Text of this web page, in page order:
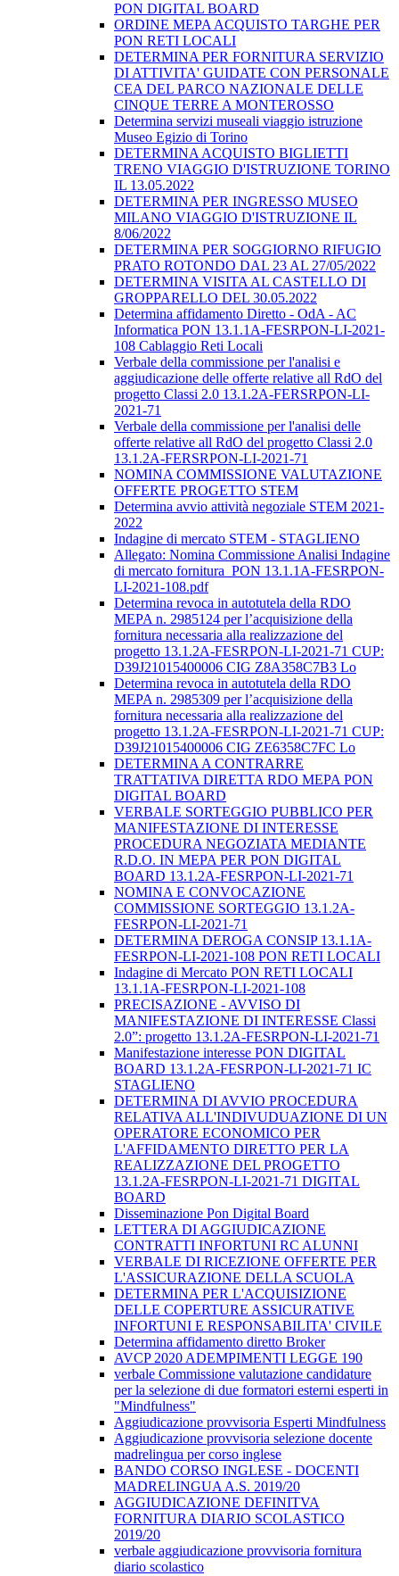
PON DIGITAL BOARD
ORDINE MEPA ACQUISTO TARGHE PER
PON RETI LOCALI
DETERMINA PER FORNITURA SERVIZIO
DI ATTIVITA' GUIDATE CON PERSONALE
CEA DEL PARCO NAZIONALE DELLE
CINQUE TERRE A MONTEROSSO
Determina servizi museali viaggio istruzione
Museo Egizio di Torino
DETERMINA ACQUISTO BIGLIETTI
TRENO VIAGGIO D'ISTRUZIONE TORINO
IL 13.05.2022
DETERMINA PER INGRESSO MUSEO
MILANO VIAGGIO D'ISTRUZIONE IL
8/06/2022
DETERMINA PER SOGGIORNO RIFUGIO
PRATO ROTONDO DAL 23 AL 27/05/2022
DETERMINA VISITA AL CASTELLO DI
GROPPARELLO DEL 30.05.2022
Determina affidamento Diretto - OdA - AC
Informatica PON 13.1.1A-FESRPON-LI-2021-
108 Cablaggio Reti Locali
Verbale della commissione per l'analisi e
aggiudicazione delle offerte relative all RdO del
progetto Classi 2.0 13.1.2A-FERSRPON-LI-
2021-71
Verbale della commissione per l'analisi delle
offerte relative all RdO del progetto Classi 2.0
13.1.2A-FERSRPON-LI-2021-71
NOMINA COMMISSIONE VALUTAZIONE
OFFERTE PROGETTO STEM
Determina avvio attività negoziale STEM 2021-
2022
Indagine di mercato STEM - STAGLIENO
Allegato: Nomina Commissione Analisi Indagine
di mercato fornitura_PON 13.1.1A-FESRPON-
LI-2021-108.pdf
Determina revoca in autotutela della RDO
MEPA n. 2985124 per l’acquisizione della
fornitura necessaria alla realizzazione del
progetto 13.1.2A-FESRPON-LI-2021-71 CUP:
D39J21015400006 CIG Z8A358C7B3 Lo
Determina revoca in autotutela della RDO
MEPA n. 2985309 per l’acquisizione della
fornitura necessaria alla realizzazione del
progetto 13.1.2A-FESRPON-LI-2021-71 CUP:
D39J21015400006 CIG ZE6358C7FC Lo
DETERMINA A CONTRARRE
TRATTATIVA DIRETTA RDO MEPA PON
DIGITAL BOARD
VERBALE SORTEGGIO PUBBLICO PER
MANIFESTAZIONE DI INTERESSE
PROCEDURA NEGOZIATA MEDIANTE
R.D.O. IN MEPA PER PON DIGITAL
BOARD 13.1.2A-FESRPON-LI-2021-71
NOMINA E CONVOCAZIONE
COMMISSIONE SORTEGGIO 13.1.2A-
FESRPON-LI-2021-71
DETERMINA DEROGA CONSIP 13.1.1A-
FESRPON-LI-2021-108 PON RETI LOCALI
Indagine di Mercato PON RETI LOCALI
13.1.1A-FESRPON-LI-2021-108
PRECISAZIONE - AVVISO DI
MANIFESTAZIONE DI INTERESSE Classi
2.0”: progetto 13.1.2A-FESRPON-LI-2021-71
Manifestazione interesse PON DIGITAL
BOARD 13.1.2A-FESRPON-LI-2021-71 IC
STAGLIENO
DETERMINA DI AVVIO PROCEDURA
RELATIVA ALL'INDIVUDUAZIONE DI UN
OPERATORE ECONOMICO PER
L'AFFIDAMENTO DIRETTO PER LA
REALIZZAZIONE DEL PROGETTO
13.1.2A-FESRPON-LI-2021-71 DIGITAL
BOARD
Disseminazione Pon Digital Board
LETTERA DI AGGIUDICAZIONE
CONTRATTI INFORTUNI RC ALUNNI
VERBALE DI RICEZIONE OFFERTE PER
L'ASSICURAZIONE DELLA SCUOLA
DETERMINA PER L'ACQUISIZIONE
DELLE COPERTURE ASSICURATIVE
INFORTUNI E RESPONSABILITA' CIVILE
Determina affidamento diretto Broker
AVCP 2020 ADEMPIMENTI LEGGE 190
verbale Commissione valutazione candidature
per la selezione di due formatori esterni esperti in
"Mindfulness"
Aggiudicazione provvisoria Esperti Mindfulness
Aggiudicazione provvisoria selezione docente
madrelingua per corso inglese
BANDO CORSO INGLESE - DOCENTI
MADRELINGUA A.S. 2019/20
AGGIUDICAZIONE DEFINITVA
FORNITURA DIARIO SCOLASTICO
2019/20
verbale aggiudicazione provvisoria fornitura
diario scolastico